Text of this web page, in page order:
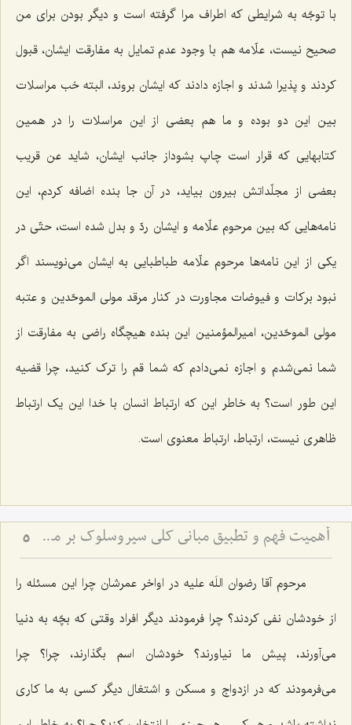
با توجّه به شرایطی که اطراف مرا گرفته است و دیگر بودن برای من
صحیح نیست، علّامه هم با وجود عدم تمایل به مفارقت ایشان، قبول
کردند و پذیرا شدند و اجازه دادند که ایشان بروند، البته خب مراسلات
بین این دو بوده و ما هم بعضی از این مراسلات را در همین
کتابهایی که قرار است چاپ بشوداز جانب ایشان، شاید عن قریب
بعضی از مجلّداتش بیرون بیاید، در آن جا بنده اضافه کردم، این
نامه‌هایی که بین مرحوم علّامه و ایشان ردّ و بدل شده است، حتّی در
یکی از این نامه‌ها مرحوم علّامه طباطبایی به ایشان می‌نویسند اگر
نبود برکات و فیوضات مجاورت در کنار مرقد مولی الموحّدین و عتبه
مولی الموحّدین، امیرالمؤمنین این بنده هیچگاه راضی به مفارقت از
شما نمی‌شدم و اجازه نمی‌دادم که شما قم را ترک کنید، چرا قضیه
این طور است؟ به خاطر این که ارتباط انسان با خدا این یک ارتباط
ظاهری‌ نیست، ارتباط، ارتباط معنوی است.
أهمیت فهم و تطبیق مبانی كلی سیروسلوك بر مسائل جزئی زندگی 5
مرحوم آقا رضوان اللَه علیه در اواخر عمرشان چرا این مسئله را
از خودشان نفی کردند؟ چرا فرمودند دیگر افراد وقتی که بچّه به دنیا
می‌آورند، پیش ما نیاورند؟ خودشان اسم بگذارند، چرا؟ چرا
می‌فرمودند که در ازدواج و مسکن و اشتغال دیگر کسی به ما کاری